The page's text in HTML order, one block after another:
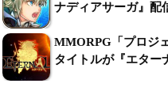
ナディアサーガ』配
MMORPG「プロジ
タイトルが『エター